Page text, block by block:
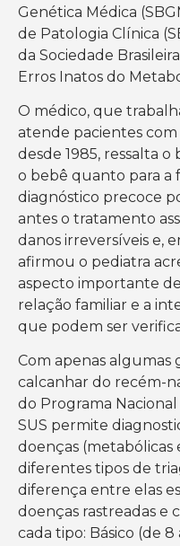
Genética Médica
de Patologia Clínica
da Sociedade
Erros Inatos do
O médico, que
atende pacientes
desde 1985, ressalta
o bebê quanto para a
diagnóstico precoce
antes o tratamento
danos irreversíveis e,
afirmou o pediatra
aspecto importante
relação familiar e a
que podem ser
Com apenas algumas
calcanhar do recém-
do Programa
SUS permite
doenças (metabólicas
diferentes tipos de
diferença entre elas
doenças rastreadas e
cada tipo: Básico (de